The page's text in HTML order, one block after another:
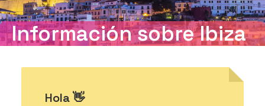
Información sobre Ibiza
Hola 👋